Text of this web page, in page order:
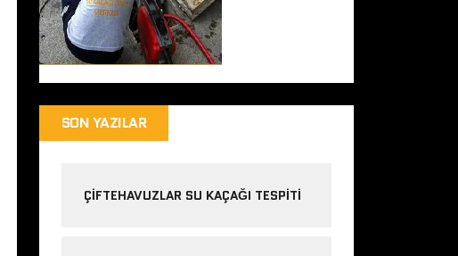
SON YAZILAR
ÇIFTEHAVUZLAR SU KAÇAĞI TESPITI